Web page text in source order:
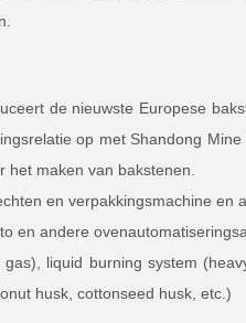
de nieuwste Europese
op met Shandong
maken van bakstenen.
en verpakkingsmachine en
en andere
liquid burning system
husk, cottonseed husk, etc.)